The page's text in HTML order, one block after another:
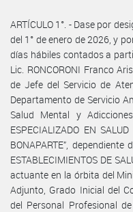
ARTÍCULO 1°. - Dase por
del 1° de enero de 2026, y
días hábiles contados a
Lic. RONCORONI Franco
de Jefe del Servicio de
Departamento de Servicio
Salud Mental y
ESPECIALIZADO EN
BONAPARTE”, dependiente
ESTABLECIMIENTOS DE
actuante en la órbita del
Adjunto, Grado Inicial del
del Personal Profesional